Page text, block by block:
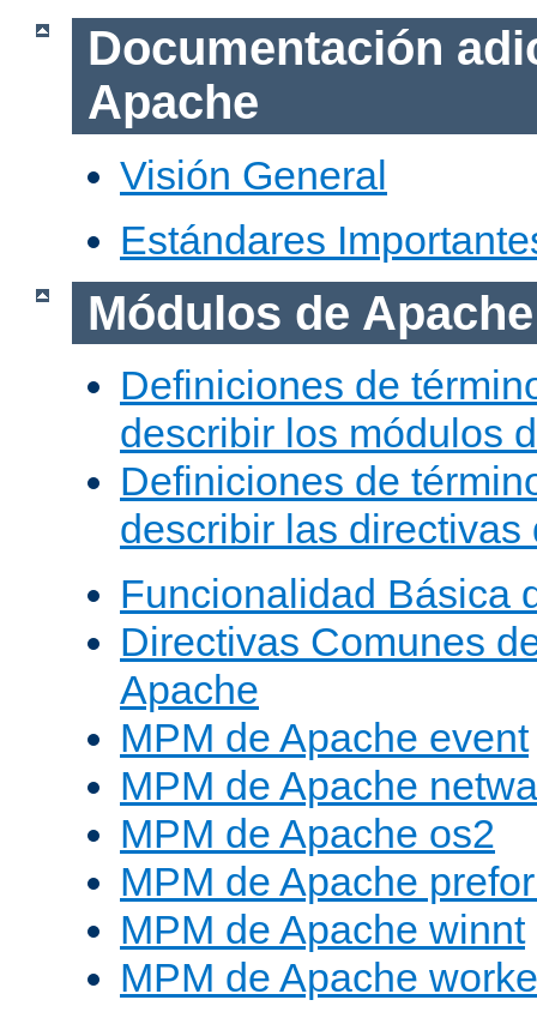
Documentación
Apache
Visión General
Estándares
Módulos de Apache
Definiciones de
describir los módulos
Definiciones de
describir las directivas
Funcionalidad Básica
Directivas Comunes
Apache
MPM de Apache event
MPM de Apache
MPM de Apache os2
MPM de Apache
MPM de Apache winnt
MPM de Apache